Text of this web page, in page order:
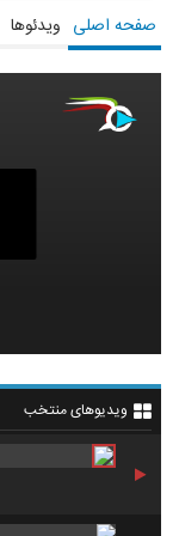
صفحه اصلی ویدئوها
ویدیوهای منتخب